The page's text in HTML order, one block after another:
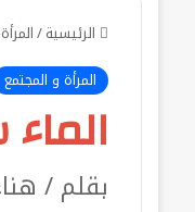
الرئيسية/
المرأة و المجتمع
بقلم /